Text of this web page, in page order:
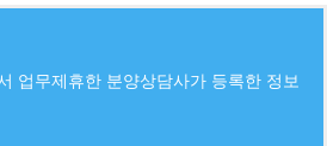
업무제휴한 분양상담사가 등록한 정보